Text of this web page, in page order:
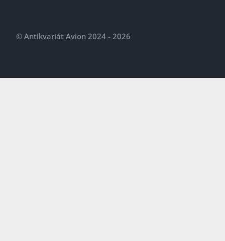
© Antikvariát Avion 2024 - 2026